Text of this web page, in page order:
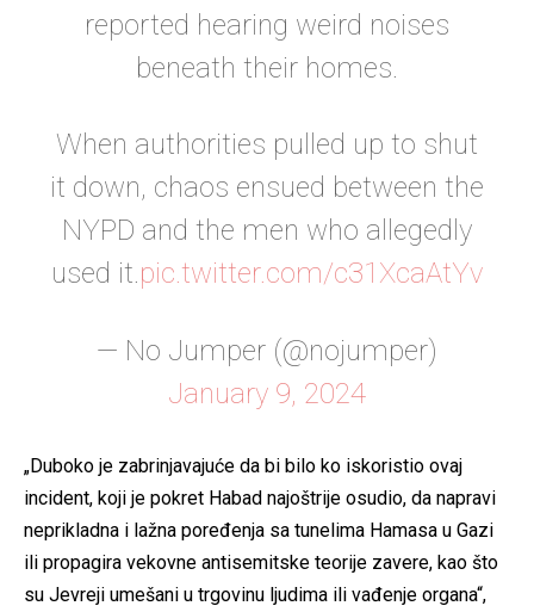
reported hearing weird noises
beneath their homes.
When authorities pulled up to shut
it down, chaos ensued between the
NYPD and the men who allegedly
used it.pic.twitter.com/c31XcaAtYv
— No Jumper (@nojumper)
January 9, 2024
„Duboko je zabrinjavajuće da bi bilo ko iskoristio ovaj
incident, koji je pokret Habad najoštrije osudio, da napravi
neprikladna i lažna poređenja sa tunelima Hamasa u Gazi
ili propagira vekovne antisemitske teorije zavere, kao što
su Jevreji umešani u trgovinu ljudima ili vađenje organa“,